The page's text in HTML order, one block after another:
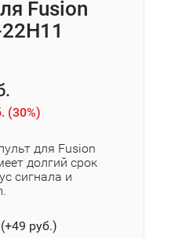
Fusion
(30%)
для Fusion
долгий срок
сигнала и
49 руб.)